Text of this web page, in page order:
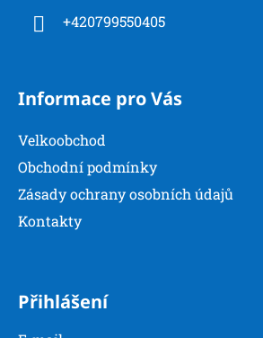
+420799550405
Informace pro Vás
Velkoobchod
Obchodní podmínky
Zásady ochrany osobních údajů
Kontakty
Přihlášení